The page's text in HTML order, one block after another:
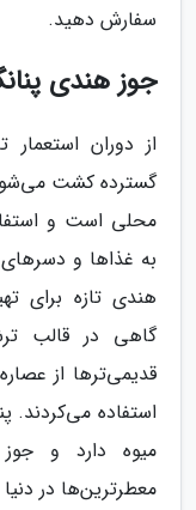
سفارش دهید.
جوز هندی
از دوران
گسترده کشت
محلی است و
به غذاها و
هندی تازه برای
گاهی در قالب
قدیمی‌ترها از
استفاده می‌کردند.
میوه دارد و
معطرترین‌ها در